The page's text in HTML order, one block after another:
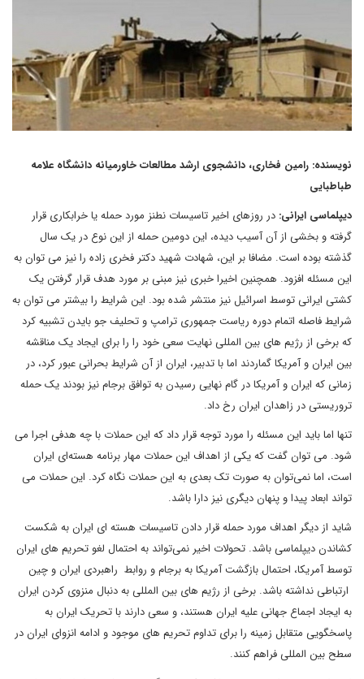
نویسنده: رامین فخاری، دانشجوی ارشد مطالعات خاورمیانه دانشگاه علامه
طباطبایی
دیپلماسی ایرانی: در روزهای اخیر تاسیسات نطنز مورد حمله یا خرابکاری قرار
گرفته و بخشی از آن آسیب دیده، این دومین حمله از این نوع در یک سال
گذشته بوده است. مضافا بر این، شهادت شهید دکتر فخری زاده را نیز می توان به
این مسئله افزود. همچنین اخیرا خبری نیز مبنی بر مورد هدف قرار گرفتن یک
کشتی ایرانی توسط اسرائیل نیز منتشر شده بود. این شرایط را بیشتر می توان به
شرایط فاصله اتمام دوره ریاست جمهوری ترامپ و تحلیف جو بایدن تشبیه کرد
که برخی از رژیم های بین المللی نهایت سعی خود را را برای ایجاد یک مناقشه
بین ایران و آمریکا گماردند اما با تدبیر، ایران از آن شرایط بحرانی عبور کرد، در
زمانی که ایران و آمریکا در گام نهایی رسیدن به توافق برجام نیز بودند یک حمله
تروریستی در زاهدان ایران رخ داد.
تنها اما باید این مسئله را مورد توجه قرار داد که این حملات با چه هدفی اجرا می
شود. می توان گفت که یکی از اهداف این حملات مهار برنامه هسته‌ای ایران
است، اما نمی‌توان به صورت تک بعدی به این حملات نگاه کرد. این حملات می
تواند ابعاد پیدا و پنهان دیگری نیز دارا باشد.
شاید از دیگر اهداف مورد حمله قرار دادن تاسیسات هسته ای ایران به شکست
کشاندن دیپلماسی باشد. تحولات اخیر نمی‌تواند به احتمال لغو تحریم های ایران
توسط آمریکا، احتمال بازگشت آمریکا به برجام و روابط راهبردی ایران و چین
ارتباطی نداشته باشد. برخی از رژیم های بین المللی به دنبال منزوی کردن ایران
به ایجاد اجماع جهانی علیه ایران هستند، و سعی دارند با تحریک ایران به
پاسخگویی متقابل زمینه را برای تداوم تحریم های موجود و ادامه انزوای ایران در
سطح بین المللی فراهم کنند.